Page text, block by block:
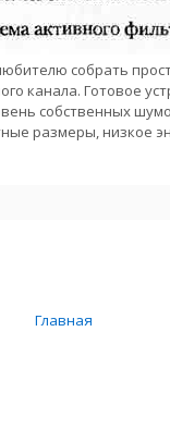
собрать
канала. Готовое
собственных
размеры, низкое
Главная